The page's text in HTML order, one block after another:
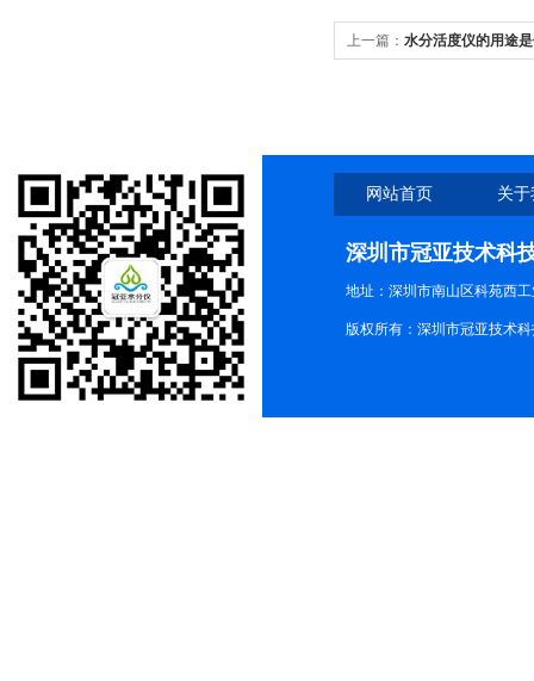
上一篇： 水分活度仪的用途
网站首页 关
深圳市冠亚技术科
地址：深圳市南山区科苑西
版权所有：深圳市冠亚技术